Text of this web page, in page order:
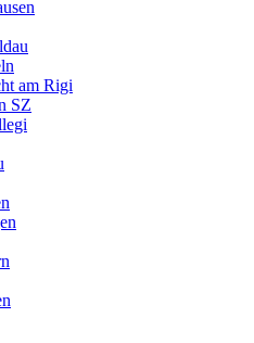
am Rigi
SZ